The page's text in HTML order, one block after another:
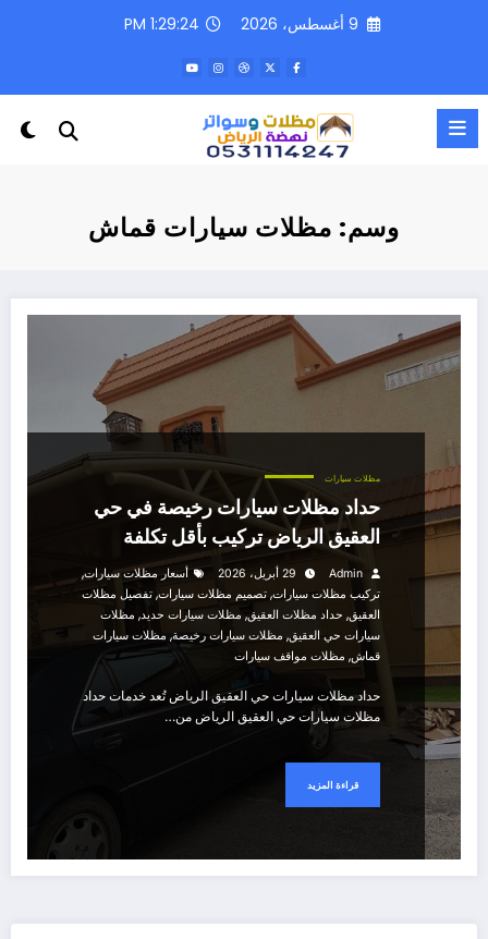
9 أغسطس، 2026 1:29:24 PM
وسم: مظلات سيارات قماش
مظلات سيارات
حداد مظلات سيارات رخيصة في حي
العقيق الرياض تركيب بأقل تكلفة
Admin 29 أبريل، 2026 أسعار مظلات سيارات,
تركيب مظلات سيارات, تصميم مظلات سيارات, تفصيل مظلات
العقيق, حداد مظلات العقيق, مظلات سيارات حديد, مظلات
سيارات حي العقيق, مظلات سيارات رخيصة, مظلات سيارات
قماش, مظلات مواقف سيارات
حداد مظلات سيارات حي العقيق الرياض تُعد خدمات حداد
مظلات سيارات حي العقيق الرياض من…
قراءة المزيد